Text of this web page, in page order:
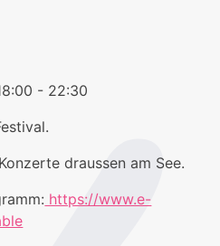
- 22:30
draussen am See.
https://www.e-